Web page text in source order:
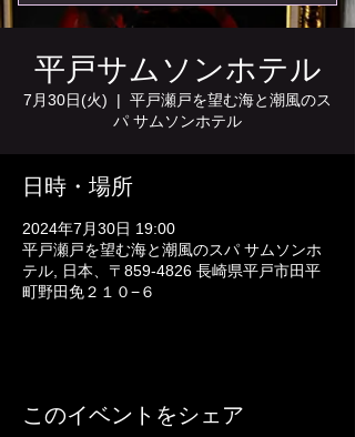
平戸サムソンホテル
7月30日(火)
  |
平戸瀬戸を望む海と潮風のス
パ サムソンホテル
日時・場所
2024年7月30日 19:00
平戸瀬戸を望む海と潮風のスパ サムソンホ
テル, 日本、〒859-4826 長崎県平戸市田平
町野田免２１０−６
このイベントをシェア